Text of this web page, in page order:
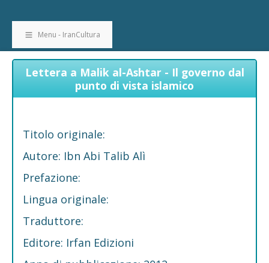
Menu - IranCultura
Lettera a Malik al-Ashtar - Il governo dal
punto di vista islamico
Titolo originale:
Autore: Ibn Abi Talib Alì
Prefazione:
Lingua originale:
Traduttore:
Editore: Irfan Edizioni